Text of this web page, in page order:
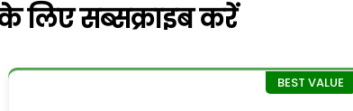
लिए सब्सक्राइब करें